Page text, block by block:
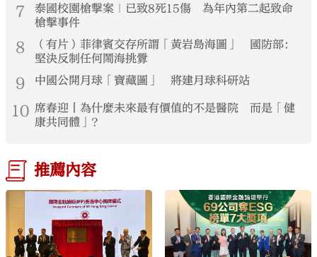
7
泰國校園槍擊案｜已致8死15傷 為年內第二起致命
槍擊事件
8
（有片）菲律賓交存所謂「黃岩島海圖」 國防部：
堅決反制任何鬧海挑釁
9 中國公開月球「寶藏圖」 將建月球科研站
10 席春迎丨為什麼未來最有價值的不是醫院 而是「健
康共同體」？
推薦內容